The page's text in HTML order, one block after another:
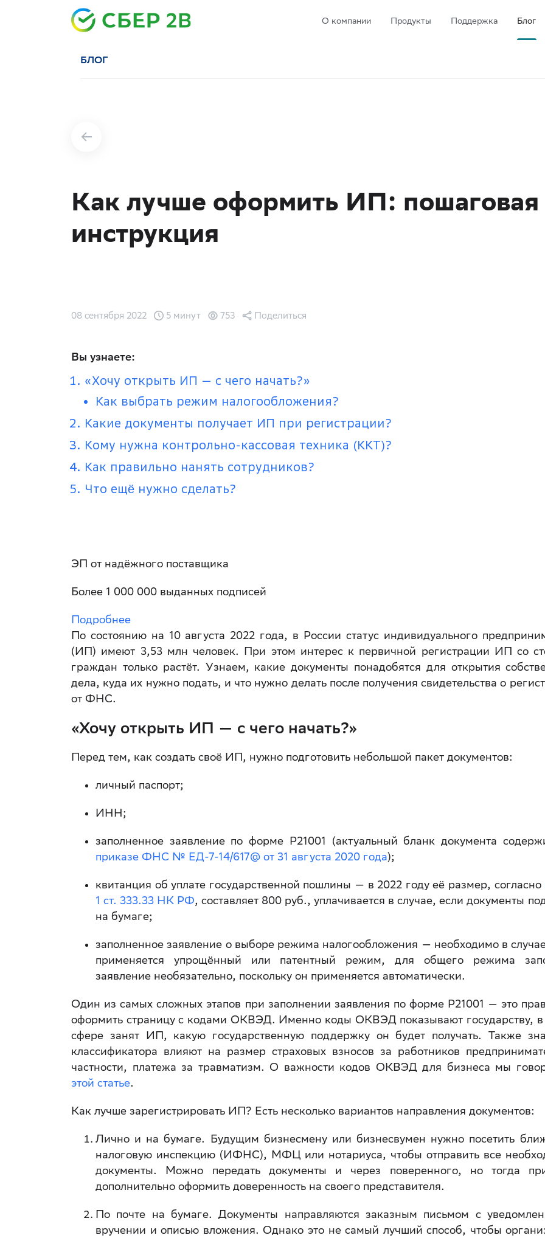
О компании Продукты Поддержка Блог
БЛОГ
Как лучше оформить ИП: пошаговая
инструкция
08 сентября 2022 5 минут 753 Поделиться
Вы узнаете:
«Хочу открыть ИП — с чего начать?»
Как выбрать режим налогообложения?
Какие документы получает ИП при регистрации?
Кому нужна контрольно-кассовая техника (ККТ)?
Как правильно нанять сотрудников?
Что ещё нужно сделать?
ЭП от надёжного поставщика
Более 1 000 000 выданных подписей
Подробнее
По состоянию на 10 августа 2022 года, в России статус индивидуального
(ИП) имеют 3,53 млн человек. При этом интерес к первичной регистрации ИП со
граждан только растёт. Узнаем, какие документы понадобятся для открытия
дела, куда их нужно подать, и что нужно делать после получения свидетельства о
от ФНС.
«Хочу открыть ИП — с чего начать?»
Перед тем, как создать своё ИП, нужно подготовить небольшой пакет документов:
личный паспорт;
ИНН;
заполненное заявление по форме Р21001 (актуальный бланк документа
приказе ФНС № ЕД-7-14/617@ от 31 августа 2020 года);
квитанция об уплате государственной пошлины — в 2022 году её размер, согласно
1 ст. 333.33 НК РФ, составляет 800 руб., уплачивается в случае, если документы
на бумаге;
заполненное заявление о выборе режима налогообложения — необходимо в
применяется упрощённый или патентный режим, для общего режима
заявление необязательно, поскольку он применяется автоматически.
Один из самых сложных этапов при заполнении заявления по форме Р21001 — это
оформить страницу с кодами ОКВЭД. Именно коды ОКВЭД показывают государству, в
сфере занят ИП, какую государственную поддержку он будет получать. Также
классификатора влияют на размер страховых взносов за работников
частности, платежа за травматизм. О важности кодов ОКВЭД для бизнеса мы
этой статье.
Как лучше зарегистрировать ИП? Есть несколько вариантов направления документов:
Лично и на бумаге. Будущим бизнесмену или бизнесвумен нужно посетить
налоговую инспекцию (ИФНС), МФЦ или нотариуса, чтобы отправить все
документы. Можно передать документы и через поверенного, но тогда
дополнительно оформить доверенность на своего представителя.
По почте на бумаге. Документы направляются заказным письмом с
вручении и описью вложения. Однако это не самый лучший способ, чтобы